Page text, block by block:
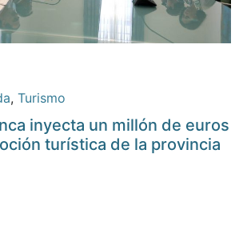
, Turismo
inyecta un millón de euros
turística de la provincia